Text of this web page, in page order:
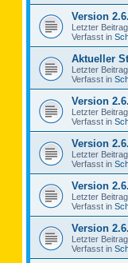
Version
Letzter
Verfasst in
Aktueller
Letzter
Verfasst in
Version
Letzter
Verfasst in
Version
Letzter
Verfasst in
Version
Letzter
Verfasst in
Version
Letzter
Verfasst in